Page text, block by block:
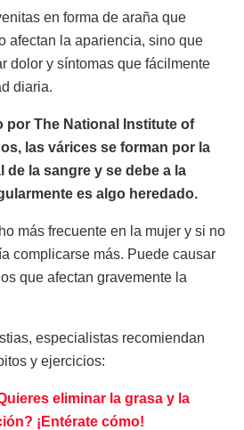
en forma de araña que
afectan la apariencia, sino que
dolor y síntomas que fácilmente
diaria.
por The National Institute of
las várices se forman por la
la sangre y se debe a la
es algo heredado.
más frecuente en la mujer y si no
complicarse más. Puede causar
que afectan gravemente la
especialistas recomiendan
y ejercicios:
eliminar la grasa y la
¡Entérate cómo!